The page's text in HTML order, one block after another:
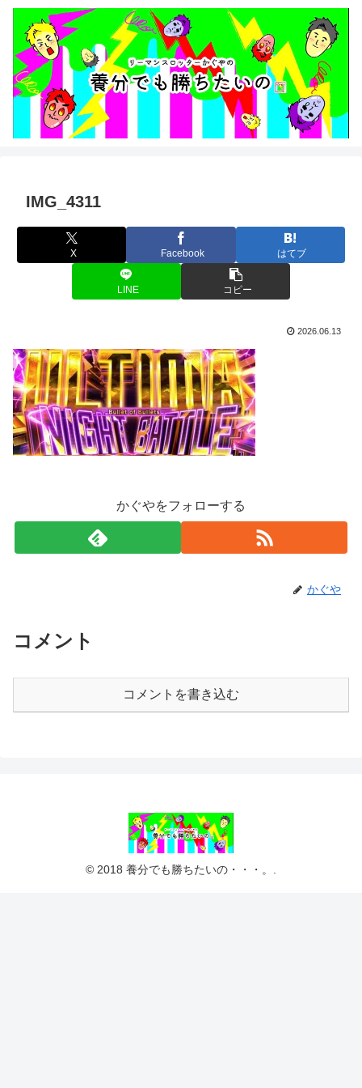
IMG_4311
X Facebook はてブ
LINE コピー
2026.06.13
かぐやをフォローする
かぐや
コメント
コメントを書き込む
© 2018 養分でも勝ちたいの・・・。.